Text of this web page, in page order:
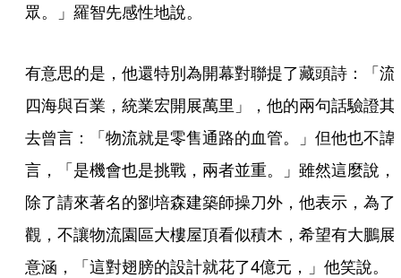
眾。」羅智先感性地說。
有意思的是，他還特別為開幕對聯提了藏頭詩：「流
四海與百業，統業宏開展萬里」，他的兩句話驗證其
去曾言：「物流就是零售通路的血管。」但他也不諱
言，「是機會也是挑戰，兩者並重。」雖然這麼說，
除了請來著名的劉培森建築師操刀外，他表示，為了
觀，不讓物流園區大樓屋頂看似積木，希望有大鵬展
意涵，「這對翅膀的設計就花了4億元，」他笑說。